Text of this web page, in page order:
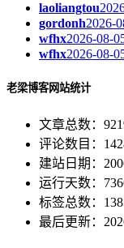
laoliangtou
gordonh2026-
wfhx2026-08-
wfhx2026-08-
老梁博客网站统计
文章总数：
评论数目：
建站日期：
运行天数：
标签总数：
最后更新：